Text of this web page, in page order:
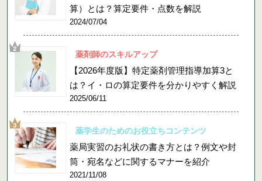
算）とは？算定要件・点数を解説
2024/07/04
薬剤師のスキルアップ
【2026年度版】特定薬剤管理指導加算3と
は？イ・ロの算定要件を分かりやすく解説
2025/06/11
薬学生のためのお役立ちコンテンツ
薬局実習のお礼状の書き方とは？例文や封
筒・宛名などに関するマナーを紹介
2021/11/08